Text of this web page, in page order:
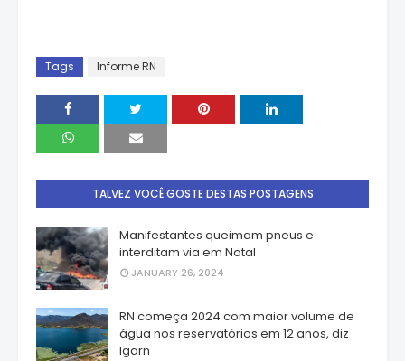
Tags Informe RN
TALVEZ VOCÊ GOSTE DESTAS POSTAGENS
Manifestantes queimam pneus e
interditam via em Natal
JANUARY 26, 2024
RN começa 2024 com maior volume de
água nos reservatórios em 12 anos, diz
Igarn